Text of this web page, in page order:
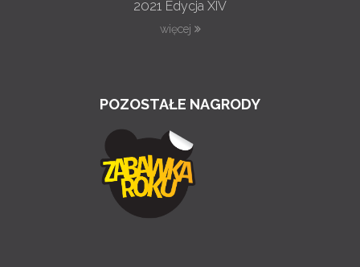
2021 Edycja XIV
więcej
POZOSTAŁE NAGRODY